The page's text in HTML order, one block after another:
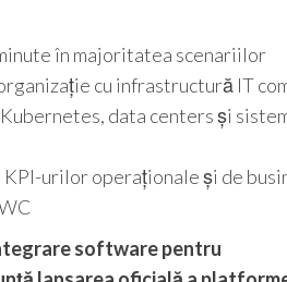
în majoritatea scenariilor
cu infrastructură IT
data centers și
urilor operaționale și de
software pentru